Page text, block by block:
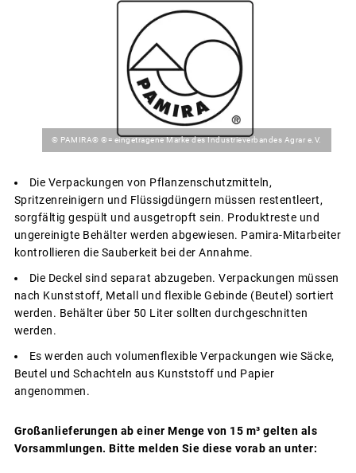
© PAMIRA® ®= eingetragene Marke des Industrieverbandes Agrar e.V.
Die Verpackungen von Pflanzenschutzmitteln,
Spritzenreinigern und Flüssigdüngern müssen restentleert,
sorgfältig gespült und ausgetropft sein. Produktreste und
ungereinigte Behälter werden abgewiesen. Pamira-Mitarbeiter
kontrollieren die Sauberkeit bei der Annahme.
Die Deckel sind separat abzugeben. Verpackungen müssen
nach Kunststoff, Metall und flexible Gebinde (Beutel) sortiert
werden. Behälter über 50 Liter sollten durchgeschnitten
werden.
Es werden auch volumenflexible Verpackungen wie Säcke,
Beutel und Schachteln aus Kunststoff und Papier
angenommen.
Großanlieferungen ab einer Menge von 15 m³ gelten als
Vorsammlungen. Bitte melden Sie diese vorab an unter: